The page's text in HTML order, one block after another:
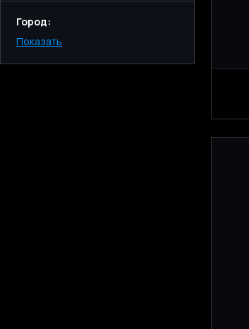
Город:
Киев
Показать